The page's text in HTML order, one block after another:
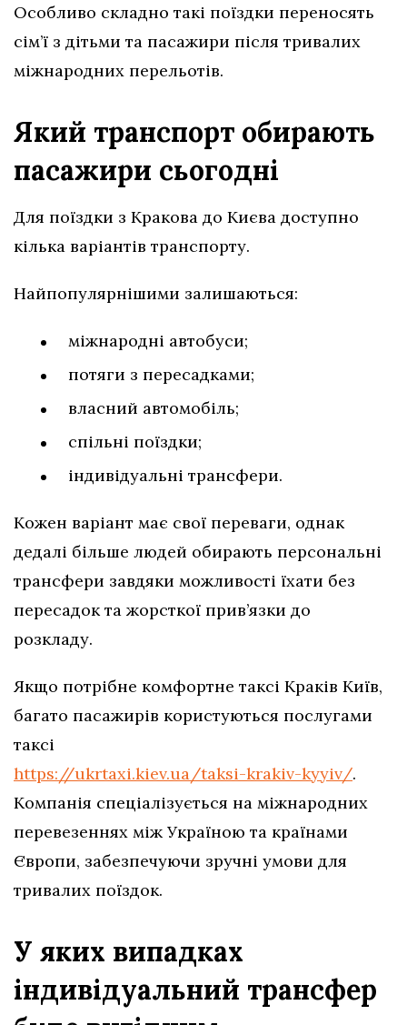
Особливо складно такі поїздки переносять
сім’ї з дітьми та пасажири після тривалих
міжнародних перельотів.
Який транспорт обирають
пасажири сьогодні
Для поїздки з Кракова до Києва доступно
кілька варіантів транспорту.
Найпопулярнішими залишаються:
міжнародні автобуси;
потяги з пересадками;
власний автомобіль;
спільні поїздки;
індивідуальні трансфери.
Кожен варіант має свої переваги, однак
дедалі більше людей обирають персональні
трансфери завдяки можливості їхати без
пересадок та жорсткої прив’язки до
розкладу.
Якщо потрібне комфортне таксі Краків Київ,
багато пасажирів користуються послугами
таксі
https://ukrtaxi.kiev.ua/taksi-krakiv-kyyiv/.
Компанія спеціалізується на міжнародних
перевезеннях між Україною та країнами
Європи, забезпечуючи зручні умови для
тривалих поїздок.
У яких випадках
індивідуальний трансфер